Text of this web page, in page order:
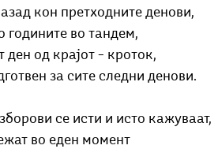
кон претходните денови,
годините во тандем,
ден од крајот – кроток,
за сите следни денови.
се исти и исто кажуваат,
во еден момент